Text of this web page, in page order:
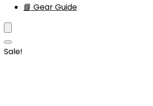
📘 Gear Guide
Sale!